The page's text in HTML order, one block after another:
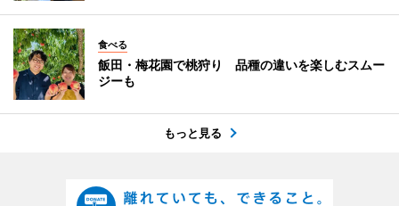
食べる
飯田・梅花園で桃狩り 品種の違いを楽しむスムー
ジーも
もっと見る